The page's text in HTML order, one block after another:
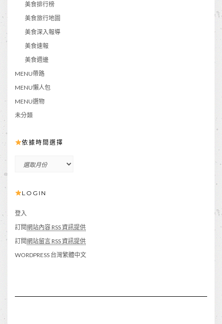
美食排行榜
美食旅行地圖
美食深入報導
美食速報
美食週邊
MENU帶路
MENU懶人包
MENU選物
未分類
依據時間選擇
間
擇
LOGIN
登入
訂閱網站內容 RSS 資訊提供
訂閱網站留言 RSS 資訊提供
WORDPRESS 台灣繁體中文